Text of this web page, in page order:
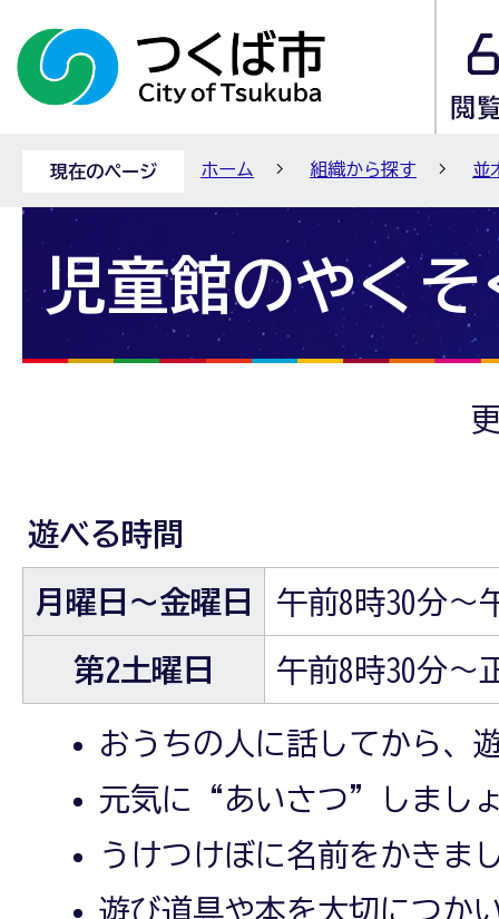
現在のページ ホーム 組織から探す 並
児童館のやくそ
遊べる時間
月曜日～金曜日 午前8時30分～
第2土曜日 午前8時30分～
おうちの人に話してから、
元気に“あいさつ”しまし
うけつけぼに名前をかきま
遊び道具や本を大切につか